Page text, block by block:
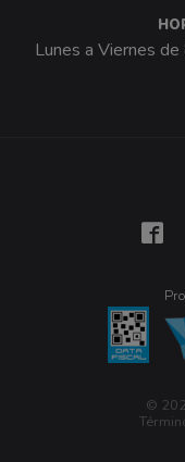
Lunes a Viernes
©